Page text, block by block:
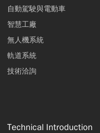
自動駕駛與電動車
智慧工廠
無人機系統
軌道系統
技術洽詢
Technical Introduction